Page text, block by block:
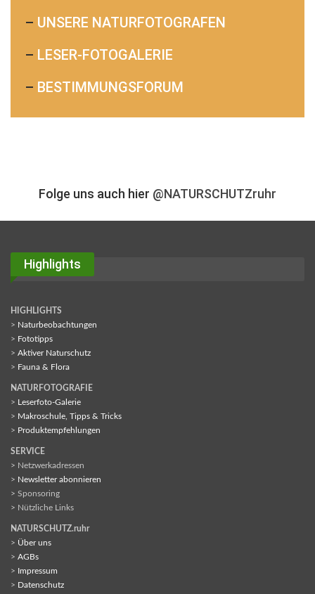
– UNSERE NATURFOTOGRAFEN
– LESER-FOTOGALERIE
– BESTIMMUNGSFORUM
Folge uns auch hier @NATURSCHUTZruhr
Highlights
HIGHLIGHTS
> Naturbeobachtungen
> Fototipps
> Aktiver Naturschutz
> Fauna & Flora
NATURFOTOGRAFIE
> Leserfoto-Galerie
> Makroschule, Tipps & Tricks
> Produktempfehlungen
SERVICE
> Netzwerkadressen
> Newsletter abonnieren
> Sponsoring
> Nützliche Links
NATURSCHUTZ.ruhr
> Über uns
> AGBs
> Impressum
> Datenschutz